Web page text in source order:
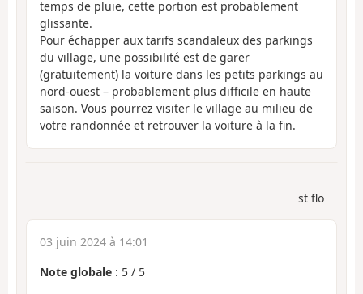
temps de pluie, cette portion est probablement
glissante.
Pour échapper aux tarifs scandaleux des parkings
du village, une possibilité est de garer
(gratuitement) la voiture dans les petits parkings au
nord-ouest – probablement plus difficile en haute
saison. Vous pourrez visiter le village au milieu de
votre randonnée et retrouver la voiture à la fin.
st flo
03 juin 2024 à 14:01
Note globale : 5 / 5